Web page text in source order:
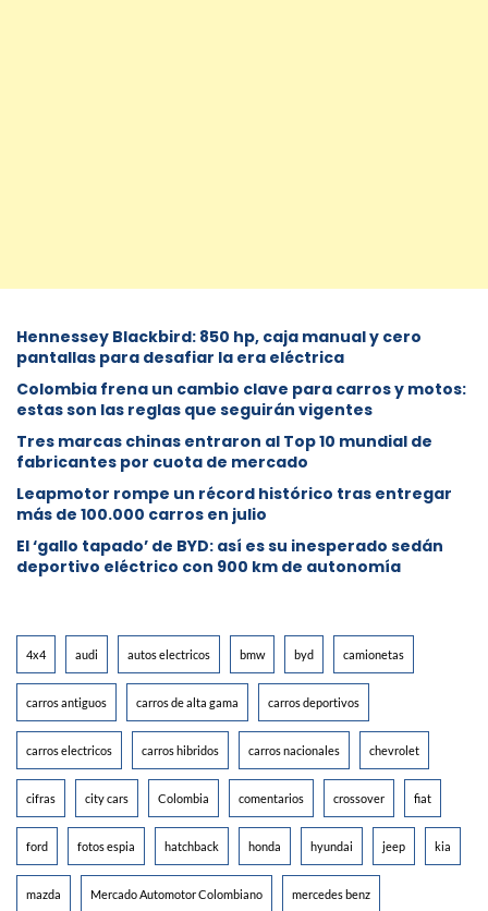
Hennessey Blackbird: 850 hp, caja manual y cero
pantallas para desafiar la era eléctrica
Colombia frena un cambio clave para carros y motos:
estas son las reglas que seguirán vigentes
Tres marcas chinas entraron al Top 10 mundial de
fabricantes por cuota de mercado
Leapmotor rompe un récord histórico tras entregar
más de 100.000 carros en julio
El ‘gallo tapado’ de BYD: así es su inesperado sedán
deportivo eléctrico con 900 km de autonomía
4x4 audi autos electricos bmw byd camionetas
carros antiguos carros de alta gama carros deportivos
carros electricos carros hibridos carros nacionales chevrolet
cifras city cars Colombia comentarios crossover fiat
ford fotos espia hatchback honda hyundai jeep kia
mazda Mercado Automotor Colombiano mercedes benz